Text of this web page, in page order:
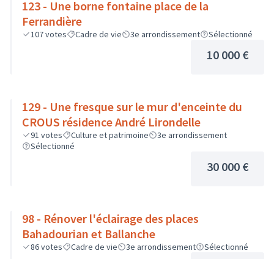
123 - Une borne fontaine place de la
Ferrandière
107votes Cadre de vie 3e arrondissement Sélectionné
10 000 €
129 - Une fresque sur le mur d'enceinte du
CROUS résidence André Lirondelle
91 votes Culture et patrimoine
3e arrondissement
Sélectionné
30 000 €
98 - Rénover l'éclairage des places
Bahadourian et Ballanche
86votes Cadre de vie 3e arrondissement Sélectionné